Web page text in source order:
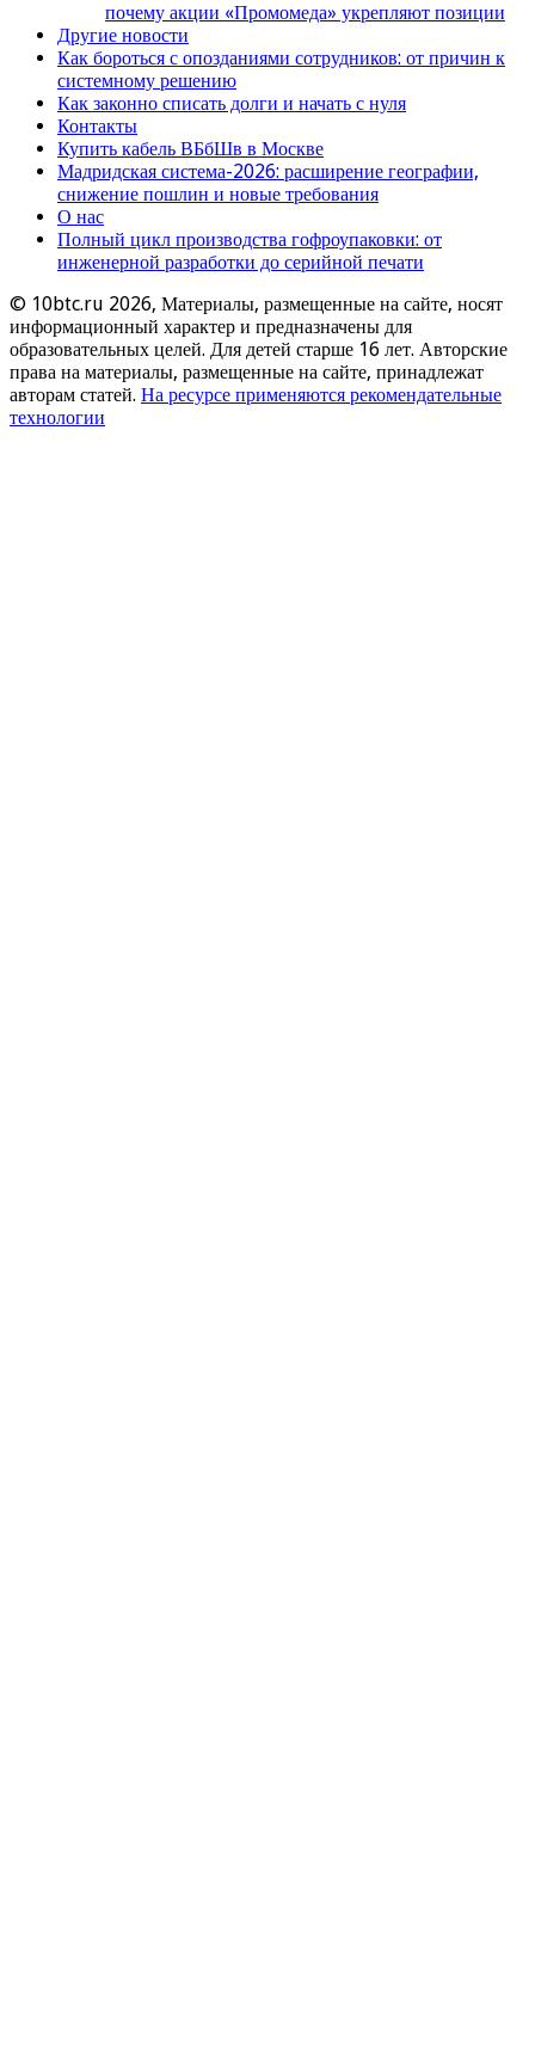
почему акции «Промомеда» укрепляют позиции
Другие новости
Как бороться с опозданиями сотрудников: от причин к
системному решению
Как законно списать долги и начать с нуля
Контакты
Купить кабель ВБбШв в Москве
Мадридская система-2026: расширение географии,
снижение пошлин и новые требования
О нас
Полный цикл производства гофроупаковки: от
инженерной разработки до серийной печати
© 10btc.ru 2026, Материалы, размещенные на сайте, носят
информационный характер и предназначены для
образовательных целей. Для детей старше 16 лет. Авторские
права на материалы, размещенные на сайте, принадлежат
авторам статей. На ресурсе применяются рекомендательные
технологии